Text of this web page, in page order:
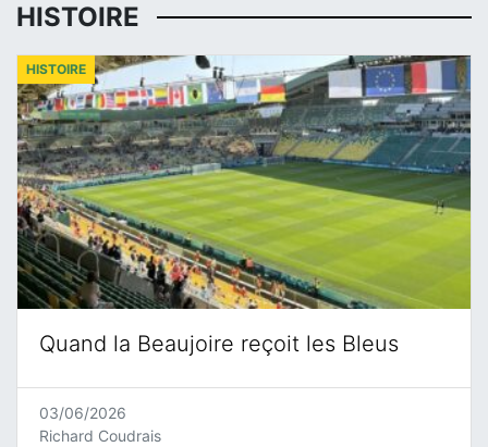
HISTOIRE
Quand la Beaujoire reçoit les Bleus
HISTOIRE
03/06/2026
Richard Coudrais